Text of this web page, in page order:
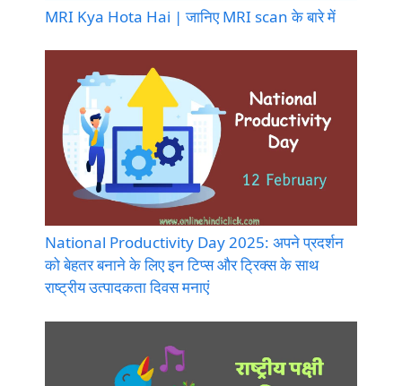
MRI Kya Hota Hai | जानिए MRI scan के बारे में
National Productivity Day 2025: अपने प्रदर्शन
को बेहतर बनाने के लिए इन टिप्स और ट्रिक्स के साथ
राष्ट्रीय उत्पादकता दिवस मनाएं